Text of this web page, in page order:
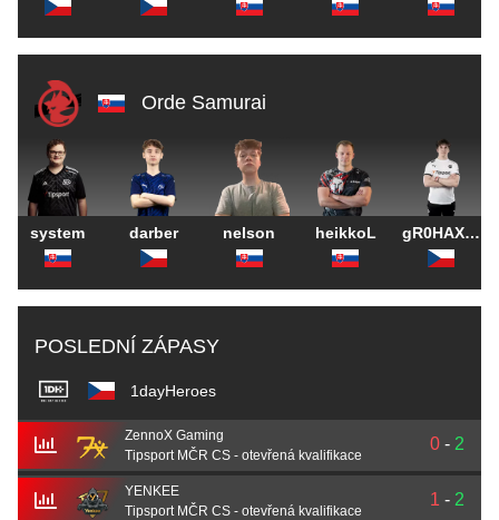
Orde Samurai
system darber nelson heikkoL gR0HAX1N-
POSLEDNÍ ZÁPASY
1dayHeroes
ZennoX Gaming
Tipsport MČR CS - otevřená kvalifikace
0 - 2
YENKEE
Tipsport MČR CS - otevřená kvalifikace
1 - 2